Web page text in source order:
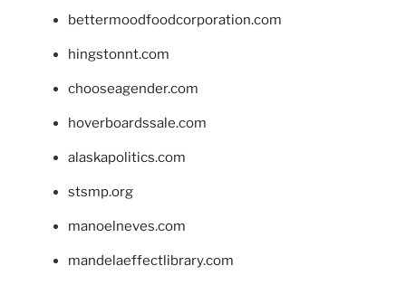
bettermoodfoodcorporation.com
hingstonnt.com
chooseagender.com
hoverboardssale.com
alaskapolitics.com
stsmp.org
manoelneves.com
mandelaeffectlibrary.com